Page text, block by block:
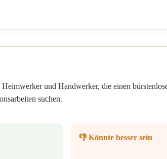
und Handwerker, die einen
suchen.
👎 Könnte besser sein